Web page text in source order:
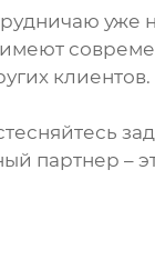
уже
партнер –